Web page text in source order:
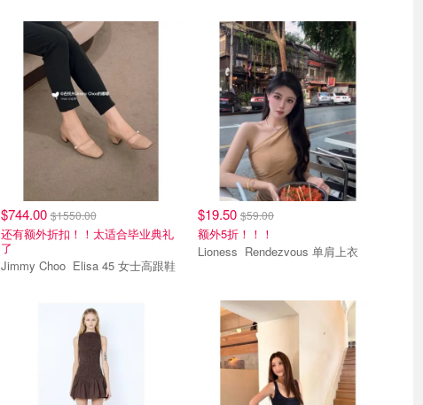
$744.00$1550.00
还有额外折扣！！太适合毕业典礼
了
Jimmy Choo Elisa 45 女士高跟鞋
$19.50 $59.00
额外5折！！！
Lioness Rendezvous 单肩上衣